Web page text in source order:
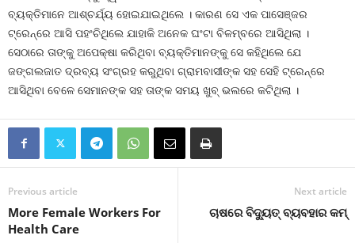
ବ୍ୟକ୍ତିମାନେ ଆଶ୍ଚର୍ଯ୍ୟ ହୋଇଯାଇଥିଲେ । କାରଣ ସେ ଏକ ପାସେଞ୍ଜର
ଟ୍ରେନ୍‌ରେ ଆସି ପହଂଚିଥିଲେ ଯାହାକି ଅନେକ ଘଂଟା ବିଳମ୍ବରେ ଆସିଥିଲା ।
ସେଠାରେ ତାଙ୍କୁ ଅପେକ୍ଷା କରିଥିବା ବ୍ୟକ୍ତିମାନଙ୍କୁ ସେ କହିଥିଲେ ଯେ
ଜଙ୍ଗଲଜାତ ଦ୍ରବ୍ୟ ସଂଗ୍ରହ କରୁଥିବା ଗ୍ରାମବାସୀଙ୍କ ସହ ସେହି ଟ୍ରେନ୍‌ରେ
ଆସିଥିବା ବେଳେ ସେମାନଙ୍କ ସହ ତାଙ୍କ ସମୟ ଖୁବ୍ ଭଲରେ କଟିଥିଲା ।
Previous article
More Female Workers For
Health Care
Next article
ଚାଷରେ ବିଦ୍ୟୁତ୍‍ ବ୍ୟବହାର କମ୍‍